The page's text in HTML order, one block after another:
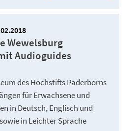
Wewelsburg
Audioguides
des Hochstifts Paderborns
für Erwachsene und
in Deutsch, Englisch und
in Leichter Sprache